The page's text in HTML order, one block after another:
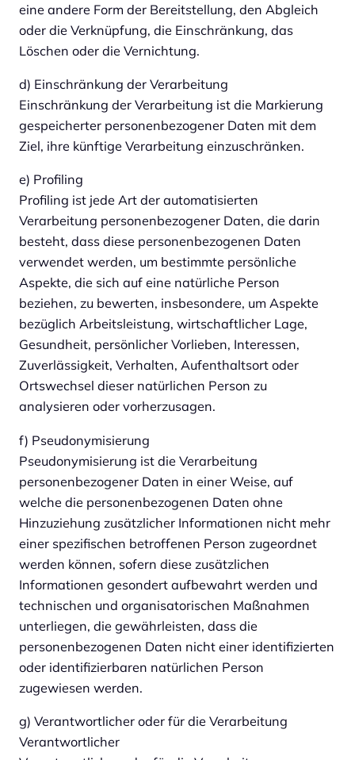
eine andere Form der Bereitstellung, den Abgleich
oder die Verknüpfung, die Einschränkung, das
Löschen oder die Vernichtung.
d) Einschränkung der Verarbeitung
Einschränkung der Verarbeitung ist die Markierung
gespeicherter personenbezogener Daten mit dem
Ziel, ihre künftige Verarbeitung einzuschränken.
e) Profiling
Profiling ist jede Art der automatisierten
Verarbeitung personenbezogener Daten, die darin
besteht, dass diese personenbezogenen Daten
verwendet werden, um bestimmte persönliche
Aspekte, die sich auf eine natürliche Person
beziehen, zu bewerten, insbesondere, um Aspekte
bezüglich Arbeitsleistung, wirtschaftlicher Lage,
Gesundheit, persönlicher Vorlieben, Interessen,
Zuverlässigkeit, Verhalten, Aufenthaltsort oder
Ortswechsel dieser natürlichen Person zu
analysieren oder vorherzusagen.
f) Pseudonymisierung
Pseudonymisierung ist die Verarbeitung
personenbezogener Daten in einer Weise, auf
welche die personenbezogenen Daten ohne
Hinzuziehung zusätzlicher Informationen nicht mehr
einer spezifischen betroffenen Person zugeordnet
werden können, sofern diese zusätzlichen
Informationen gesondert aufbewahrt werden und
technischen und organisatorischen Maßnahmen
unterliegen, die gewährleisten, dass die
personenbezogenen Daten nicht einer identifizierten
oder identifizierbaren natürlichen Person
zugewiesen werden.
g) Verantwortlicher oder für die Verarbeitung
Verantwortlicher